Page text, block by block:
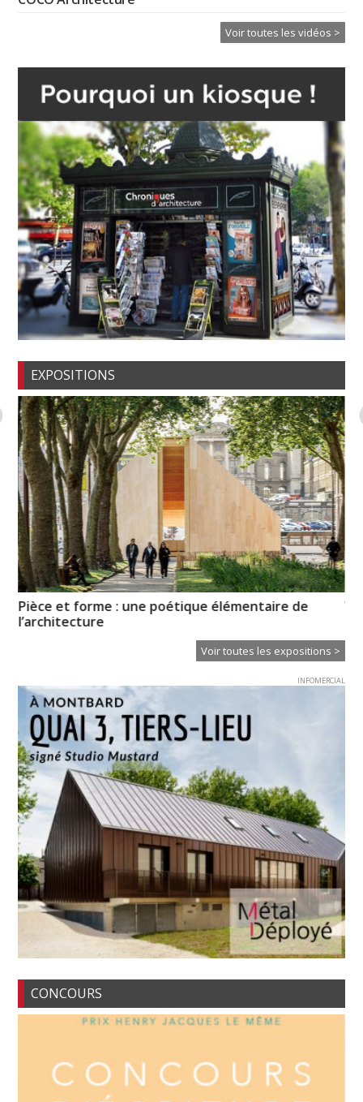
Voir toutes les vidéos >
EXPOSITIONS
Pièce et forme : une poétique élémentaire de
l’architecture
Voir toutes les expositions >
INFOMERCIAL
CONCOURS